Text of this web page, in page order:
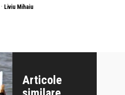
· Liviu Mihaiu
Articole